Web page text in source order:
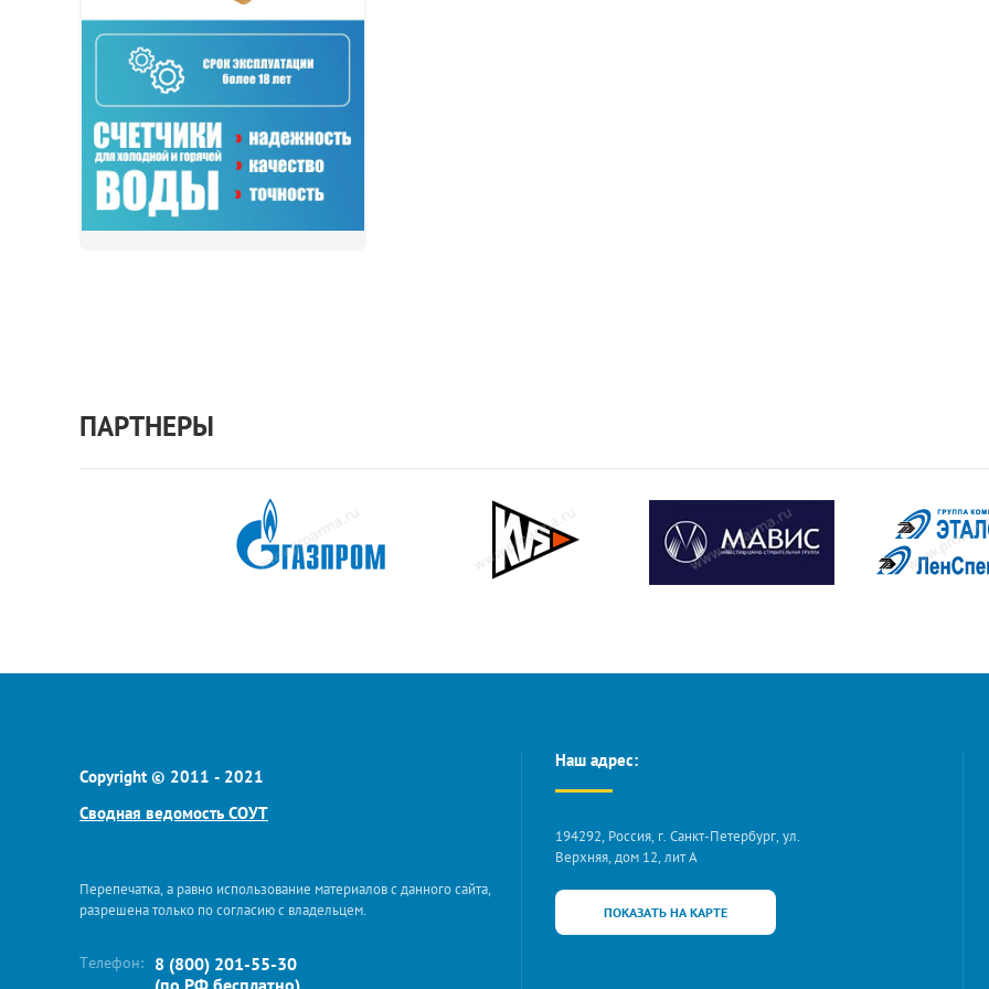
ПАРТНЕРЫ
Copyright © 2011 - 2021
Сводная ведомость СОУТ
Перепечатка, а равно использование материалов с данного сайта,
разрешена только по согласию с владельцем.
Телефон:
8 (800) 201-55-30
Наш адрес:
194292, Россия, г. Санкт-Петербург, ул.
Верхняя, дом 12, лит А
ПОКАЗАТЬ НА КАРТЕ